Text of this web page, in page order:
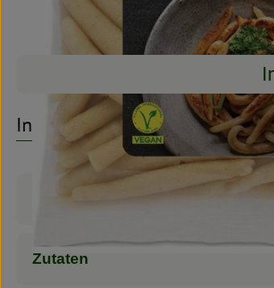
Entdecke passende RezepteEs
Info
Produktinformationen
Zutaten